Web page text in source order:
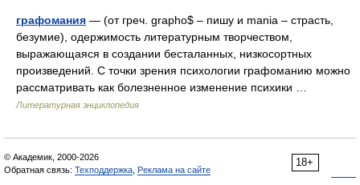
графомания — (от греч. grapho$ – пишу и mania – страсть,
безумие), одержимость литературным творчеством,
выражающаяся в создании бесталанных, низкосортных
произведений. С точки зрения психологии графоманию можно
рассматривать как болезненное изменение психики …
Литературная энциклопедия
18+
© Академик, 2000-2026
Обратная связь: Техподдержка Реклама на сайте